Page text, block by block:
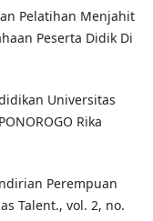
Pelatihan Menjahit
Peserta Didik Di
Universitas
Rika
Perempuan
Talent., vol. 2, no.